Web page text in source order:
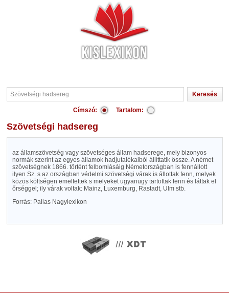
Címszó: Tartalom:
Szövetségi hadsereg
az államszövetség vagy szövetséges állam hadserege, mely bizonyos
normák szerint az egyes államok hadjutalékaiból állíttatik össze. A német
szövetségnek 1866. történt felbomlásáig Németországban is fennállott
ilyen Sz. s az országban védelmi szövetségi várak is állottak fenn, melyek
közös költségen emeltettek s melyeket ugyanugy tartottak fenn és láttak el
őrséggel; ily várak voltak: Mainz, Luxemburg, Rastadt, Ulm stb.
Forrás: Pallas Nagylexikon